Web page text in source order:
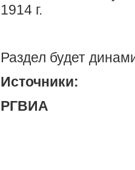
1914 г.
Раздел будет
Источники:
РГВИА